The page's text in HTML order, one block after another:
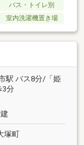
バス・トイレ別
室内洗濯機置き場
駅 バス8分/「姫
3分
塚町